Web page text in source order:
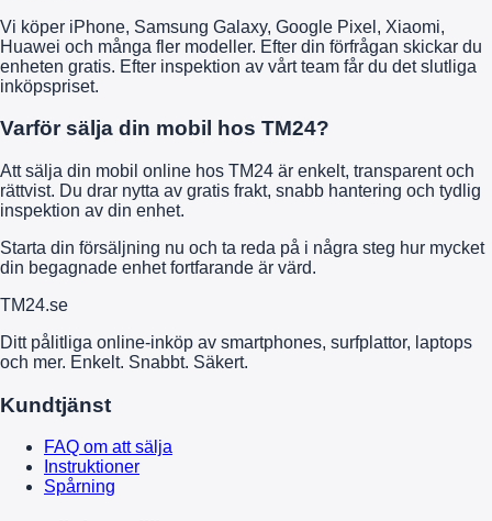
Vi köper iPhone, Samsung Galaxy, Google Pixel, Xiaomi,
Huawei och många fler modeller. Efter din förfrågan skickar du
enheten gratis. Efter inspektion av vårt team får du det slutliga
inköpspriset.
Varför sälja din mobil hos TM24?
Att sälja din mobil online hos TM24 är enkelt, transparent och
rättvist. Du drar nytta av gratis frakt, snabb hantering och tydlig
inspektion av din enhet.
Starta din försäljning nu och ta reda på i några steg hur mycket
din begagnade enhet fortfarande är värd.
TM24.se
Ditt pålitliga online-inköp av smartphones, surfplattor, laptops
och mer. Enkelt. Snabbt. Säkert.
Kundtjänst
FAQ om att sälja
Instruktioner
Spårning